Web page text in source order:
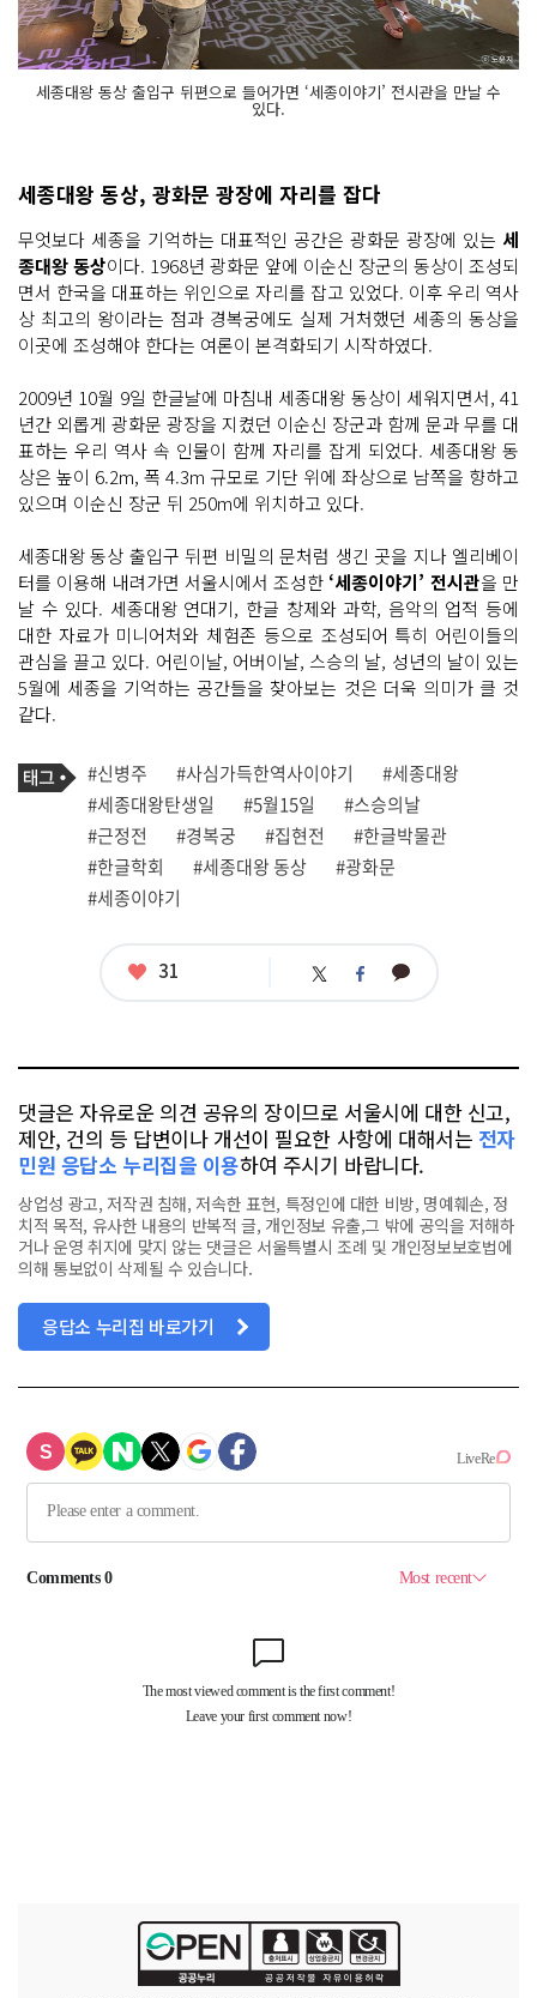
세종대왕 동상 출입구 뒤편으로 들어가면 ‘세종이야기’ 전시관을 만날 수
있다.
세종대왕 동상, 광화문 광장에 자리를 잡다
무엇보다 세종을 기억하는 대표적인 공간은 광화문 광장에 있는 세
종대왕 동상이다. 1968년 광화문 앞에 이순신 장군의 동상이 조성되
면서 한국을 대표하는 위인으로 자리를 잡고 있었다. 이후 우리 역사
상 최고의 왕이라는 점과 경복궁에도 실제 거처했던 세종의 동상을
이곳에 조성해야 한다는 여론이 본격화되기 시작하였다.
2009년 10월 9일 한글날에 마침내 세종대왕 동상이 세워지면서, 41
년간 외롭게 광화문 광장을 지켰던 이순신 장군과 함께 문과 무를 대
표하는 우리 역사 속 인물이 함께 자리를 잡게 되었다. 세종대왕 동
상은 높이 6.2m, 폭 4.3m 규모로 기단 위에 좌상으로 남쪽을 향하고
있으며 이순신 장군 뒤 250m에 위치하고 있다.
세종대왕 동상 출입구 뒤편 비밀의 문처럼 생긴 곳을 지나 엘리베이
터를 이용해 내려가면 서울시에서 조성한 ‘세종이야기’ 전시관을 만
날 수 있다. 세종대왕 연대기, 한글 창제와 과학, 음악의 업적 등에
대한 자료가 미니어처와 체험존 등으로 조성되어 특히 어린이들의
관심을 끌고 있다. 어린이날, 어버이날, 스승의 날, 성년의 날이 있는
5월에 세종을 기억하는 공간들을 찾아보는 것은 더욱 의미가 클 것
같다.
기
사
관
련
태
그
태
그
#신병주 #사심가득한역사이야기
#세종대왕
#세종대왕탄생일
#5월15일
#스승의날
#근정전
#경복궁 #집현전
#한글박물관
#한글학회
#세종대왕 동상
#광화문
#세종이야기
좋
31 트 페 카
댓글은 자유로운 의견 공유의 장이므로 서울시에 대한 신고,
제안, 건의 등 답변이나 개선이 필요한 사항에 대해서는 전자
민원 응답소 누리집을 이용하여 주시기 바랍니다.
상업성 광고, 저작권 침해, 저속한 표현, 특정인에 대한 비방, 명예훼손, 정
치적 목적, 유사한 내용의 반복적 글, 개인정보 유출,그 밖에 공익을 저해하
거나 운영 취지에 맞지 않는 댓글은 서울특별시 조례 및 개인정보보호법에
의해 통보없이 삭제될 수 있습니다.
응답소 누리집 바로가기